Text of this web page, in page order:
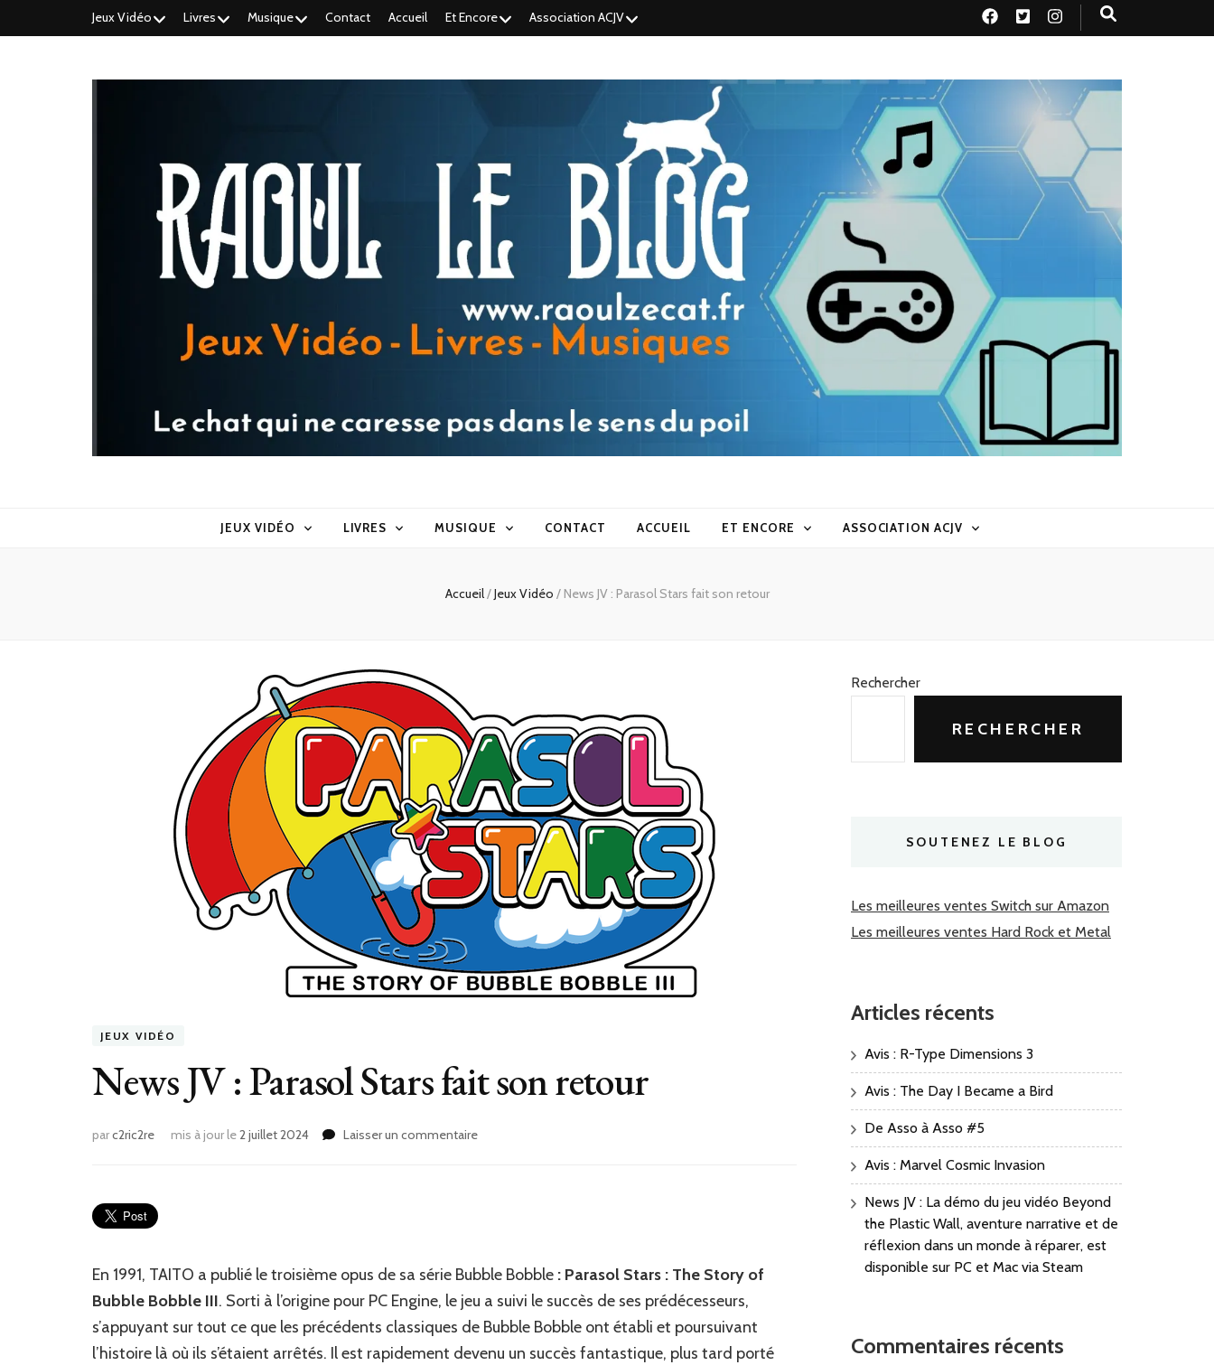
Jeux Vidéo Livres Musique Contact Accueil Et Encore Association ACJV
Raoul le blog
JEUX VIDÉO LIVRES MUSIQUE CONTACT ACCUEIL ET ENCORE ASSOCIATION ACJV
Accueil/Jeux Vidéo / News JV : Parasol Stars fait son retour
JEUX VIDÉO
News JV : Parasol Stars fait son retour
parc2ric2re mis à jour le2 juillet 2024 Laisser un commentairesur
son
retour
En 1991, TAITO a publié le troisième opus de sa série Bubble Bobble : Parasol Stars : The Story of
Bubble Bobble III. Sorti à l’origine pour PC Engine, le jeu a suivi le succès de ses prédécesseurs,
s’appuyant sur tout ce que les précédents classiques de Bubble Bobble ont établi et poursuivant
l’histoire là où ils s’étaient arrêtés. Il est rapidement devenu un succès fantastique, plus tard porté
Rechercher
RECHERCHER
SOUTENEZ LE BLOG
Les meilleures ventes Switch sur Amazon
Les meilleures ventes Hard Rock et Metal
Articles récents
Avis : R-Type Dimensions 3
Avis : The Day I Became a Bird
De Asso à Asso #5
Avis : Marvel Cosmic Invasion
News JV : La démo du jeu vidéo Beyond
the Plastic Wall, aventure narrative et de
réflexion dans un monde à réparer, est
disponible sur PC et Mac via Steam
Commentaires récents